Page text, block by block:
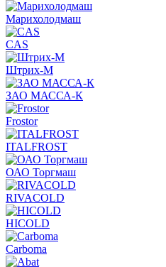
Марихолодмаш
CAS
Штрих-М
ЗАО МАССА-К
Frostor
ITALFROST
ОАО Торгмаш
RIVACOLD
HICOLD
Carboma